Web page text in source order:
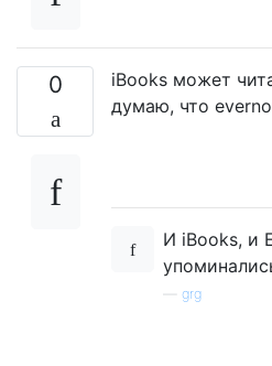
0
iBooks может
думаю, что
И iBooks, и
grg